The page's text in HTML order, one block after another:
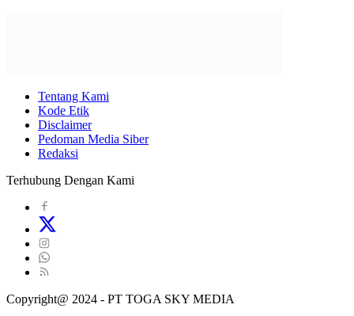
Tentang Kami
Kode Etik
Disclaimer
Pedoman Media Siber
Redaksi
Terhubung Dengan Kami
Copyright@ 2024 - PT TOGA SKY MEDIA